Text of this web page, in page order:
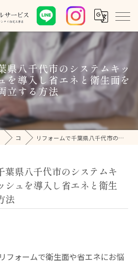
県八千代市のシステムキッ
を導入し省エネと衛生面を
立する方法
コラム リフォームで千葉県八千代市のシステムキッチンにナビッシュを導入し省エネと衛生面を両立する方法
葉県八千代市のシステムキ
シュを導入し省エネと衛生
法
フォームで衛生面や省エネにお悩